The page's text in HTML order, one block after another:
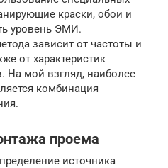
краски, обои и
уровень ЭМИ.
зависит от частоты и
от характеристик
На мой взгляд, наиболее
комбинация
проема
источника